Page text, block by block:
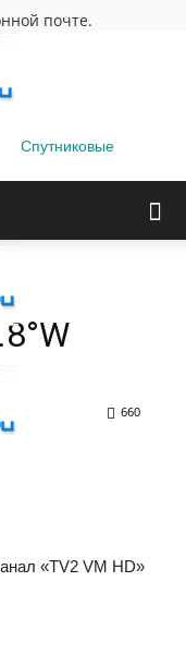
почте.
Спутниковые
660
«TV2 VM HD»